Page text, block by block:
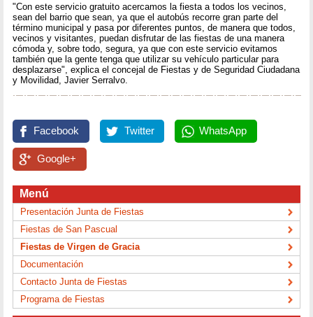
"Con este servicio gratuito acercamos la fiesta a todos los vecinos,
sean del barrio que sean, ya que el autobús recorre gran parte del
término municipal y pasa por diferentes puntos, de manera que todos,
vecinos y visitantes, puedan disfrutar de las fiestas de una manera
cómoda y, sobre todo, segura, ya que con este servicio evitamos
también que la gente tenga que utilizar su vehículo particular para
desplazarse", explica el concejal de Fiestas y de Seguridad Ciudadana
y Movilidad, Javier Serralvo.
Facebook Twitter WhatsApp
Google+
Menú
Presentación Junta de Fiestas
Fiestas de San Pascual
Fiestas de Virgen de Gracia
Documentación
Contacto Junta de Fiestas
Programa de Fiestas